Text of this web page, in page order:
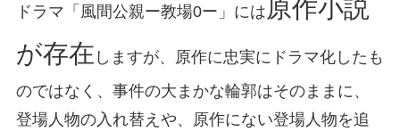
ドラマ「風間公親ー教場0ー」には 原作小説
が存在 しますが、原作に忠実にドラマ化したも
のではなく、事件の大まかな輪郭はそのままに、
登場人物の入れ替えや、原作にない登場人物を追